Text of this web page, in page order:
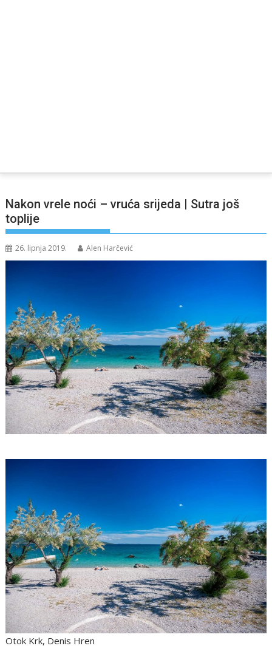
Nakon vrele noći – vruća srijeda | Sutra još
toplije
26. lipnja 2019. Alen Harčević
Otok Krk, Denis Hren